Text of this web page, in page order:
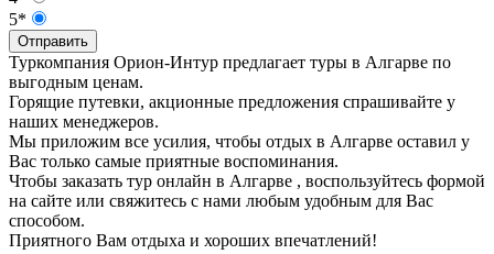
5*
Отправить
Туркомпания Орион-Интур предлагает туры в Алгарве по
выгодным ценам.
Горящие путевки, акционные предложения спрашивайте у
наших менеджеров.
Мы приложим все усилия, чтобы отдых в Алгарве оставил у
Вас только самые приятные воспоминания.
Чтобы заказать тур онлайн в Алгарве , воспользуйтесь формой
на сайте или свяжитесь с нами любым удобным для Вас
способом.
Приятного Вам отдыха и хороших впечатлений!